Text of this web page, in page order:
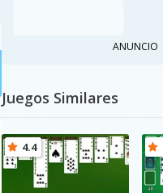
ANUNCIO
Juegos Similares
4.4